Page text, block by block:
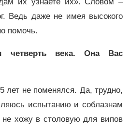
Ведь даже не имея высокого
помочь.
века. Она Вас
лет не поменялся. Да, трудно,
испытанию и соблазнам
хожу в столовую для випов